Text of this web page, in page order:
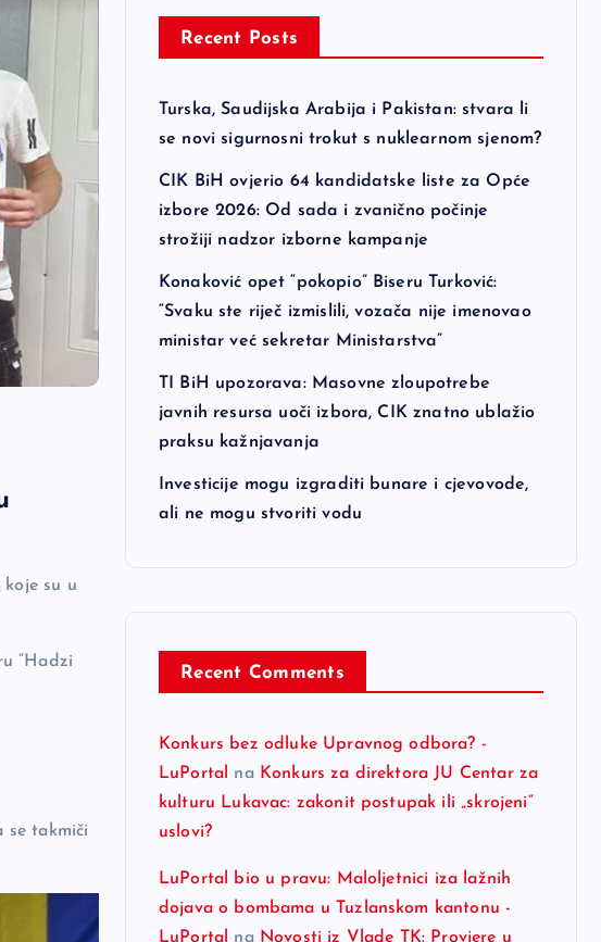
su u
“Hadzi
se takmiči
Recent Posts
Turska, Saudijska Arabija i Pakistan: stvara li
se novi sigurnosni trokut s nuklearnom sjenom?
CIK BiH ovjerio 64 kandidatske liste za Opće
izbore 2026: Od sada i zvanično počinje
strožiji nadzor izborne kampanje
Konaković opet “pokopio” Biseru Turković:
“Svaku ste riječ izmislili, vozača nije imenovao
ministar već sekretar Ministarstva”
TI BiH upozorava: Masovne zloupotrebe
javnih resursa uoči izbora, CIK znatno ublažio
praksu kažnjavanja
Investicije mogu izgraditi bunare i cjevovode,
ali ne mogu stvoriti vodu
Recent Comments
Konkurs bez odluke Upravnog odbora? -
LuPortal
na Konkurs za direktora JU Centar za
kulturu Lukavac: zakonit postupak ili „skrojeni“
uslovi?
LuPortal bio u pravu: Maloljetnici iza lažnih
dojava o bombama u Tuzlanskom kantonu -
LuPortal
na Novosti iz Vlade TK: Provjere u